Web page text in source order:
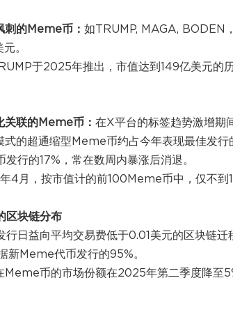
刺的Meme币： 如TRUMP, MAGA, BODEN
。
于2025年推出，市值达到149亿美元的
关联的Meme币： 在X平台的标签趋势激增期
式的超通缩型Meme币约占今年表现最佳发
行的17%，常在数周内暴涨后消退。
4月，按市值计的前100Meme币中，仅不到
区块链分布
行日益向平均交易费低于0.01美元的区块链
新Meme代币发行的95%。
Meme币的市场份额在2025年第二季度降至